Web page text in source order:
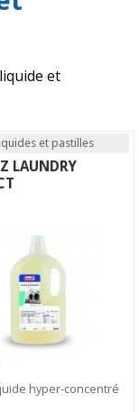
et
et pastilles
LAUNDRY
hyper-concentré